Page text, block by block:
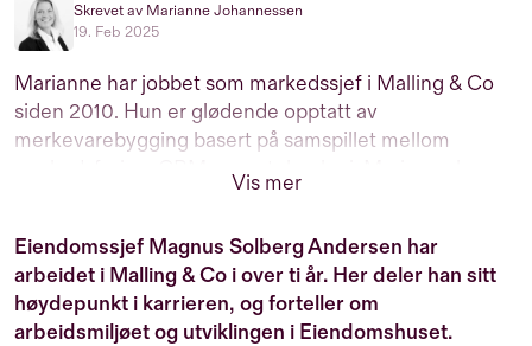
Skrevet av Marianne Johannessen
19. Feb 2025
Marianne har jobbet som markedssjef i Malling & Co
siden 2010. Hun er glødende opptatt av
merkevarebygging basert på samspillet mellom
markedsføring, CRM og ny teknologi. Marianne har
over 20 års erfaring med markedsføring av
og er verdens første kvinnelige metningsdykker. Når
hun ikke tenker på markedsføring, er hun engasjert i
byutvikling, ny teknologi og kultur.
Vis mer
Eiendomssjef Magnus Solberg Andersen har
arbeidet i Malling & Co i over ti år. Her deler han sitt
høydepunkt i karrieren, og forteller om
arbeidsmiljøet og utviklingen i Eiendomshuset.